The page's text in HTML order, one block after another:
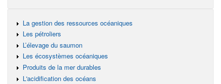
La gestion des ressources océaniques
Les pétroliers
L’élevage du saumon
Les écosystèmes océaniques
Produits de la mer durables
L'acidification des océans